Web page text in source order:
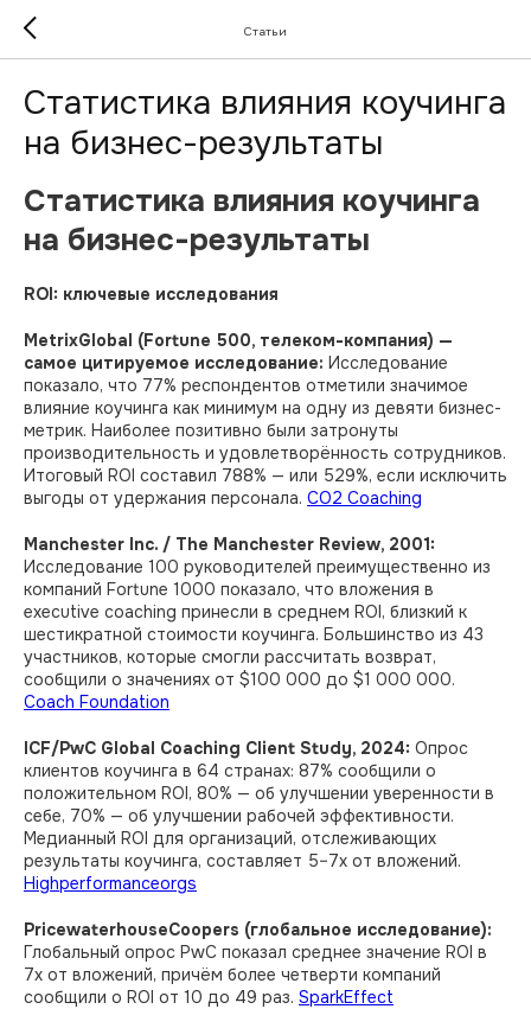
Статьи
Статистика влияния коучинга
на бизнес-результаты
Статистика влияния коучинга
на бизнес-результаты
ROI: ключевые исследования
MetrixGlobal (Fortune 500, телеком-компания) —
самое цитируемое исследование: Исследование
показало, что 77% респондентов отметили значимое
влияние коучинга как минимум на одну из девяти бизнес-
метрик. Наиболее позитивно были затронуты
производительность и удовлетворённость сотрудников.
Итоговый ROI составил 788% — или 529%, если исключить
выгоды от удержания персонала. CO2 Coaching
Manchester Inc. / The Manchester Review, 2001:
Исследование 100 руководителей преимущественно из
компаний Fortune 1000 показало, что вложения в
executive coaching принесли в среднем ROI, близкий к
шестикратной стоимости коучинга. Большинство из 43
участников, которые смогли рассчитать возврат,
сообщили о значениях от $100 000 до $1 000 000.
Coach Foundation
ICF/PwC Global Coaching Client Study, 2024: Опрос
клиентов коучинга в 64 странах: 87% сообщили о
положительном ROI, 80% — об улучшении уверенности в
себе, 70% — об улучшении рабочей эффективности.
Медианный ROI для организаций, отслеживающих
результаты коучинга, составляет 5–7x от вложений.
Highperformanceorgs
PricewaterhouseCoopers (глобальное исследование):
Глобальный опрос PwC показал среднее значение ROI в
7x от вложений, причём более четверти компаний
сообщили о ROI от 10 до 49 раз. SparkEffect